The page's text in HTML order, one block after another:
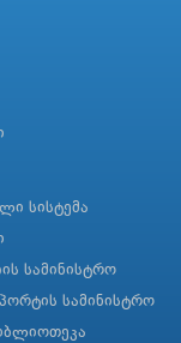
სისტემა
სამინისტრო
სამინისტრო